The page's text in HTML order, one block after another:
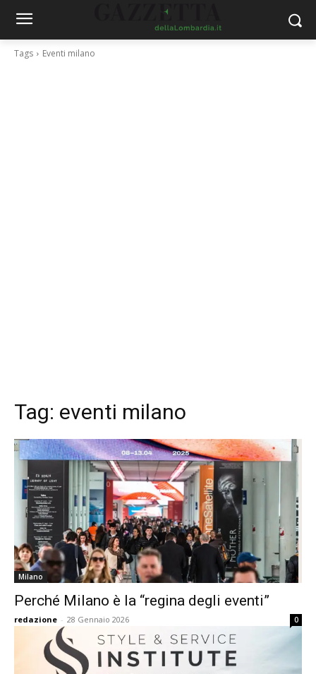
Tags Eventi milano
Tag: eventi milano
Milano
Perché Milano è la “regina degli eventi”
redazione - 28 Gennaio 2026 0